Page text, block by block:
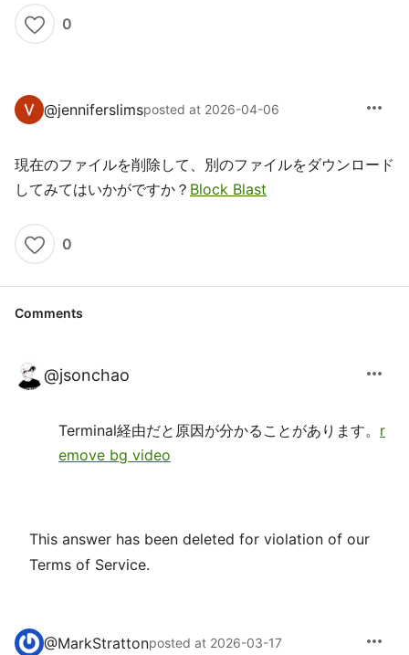
0
@jenniferslimsposted at 2026-04-06 more_horiz
現在のファイルを削除して、別のファイルをダウンロード
してみてはいかがですか？ Block Blast
0
Comments
@jsonchao more_horiz
Terminal経由だと原因が分かることがあります。 r
emove bg video
This answer has been deleted for violation of our
Terms of Service.
@MarkStrattonposted at 2026-03-17 more_horiz